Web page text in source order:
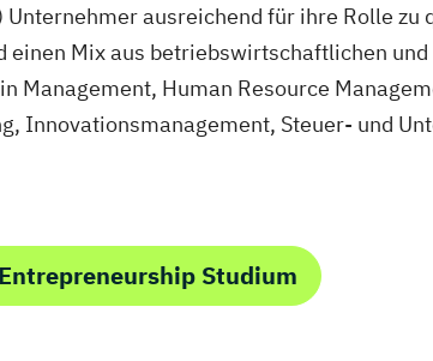
ausreichend für ihre Rolle
einen Mix aus betriebswirtschaftlichen
Management, Human Resource
Innovationsmanagement, Steuer- und
Studium